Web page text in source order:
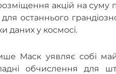
акцій на суму
останнього
даних у космосі.
Маск уявляє собі
обчислення для